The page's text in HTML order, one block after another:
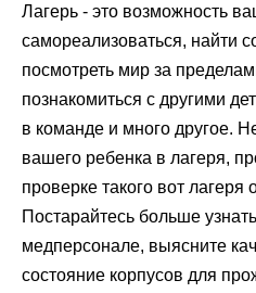
Лагерь - это возможность
самореализоваться, найти
посмотреть мир за
познакомиться с другими
в команде и много другое.
вашего ребенка в лагеря,
проверке такого вот лагеря
Постарайтесь больше
медперсонале, выясните
состояние корпусов для